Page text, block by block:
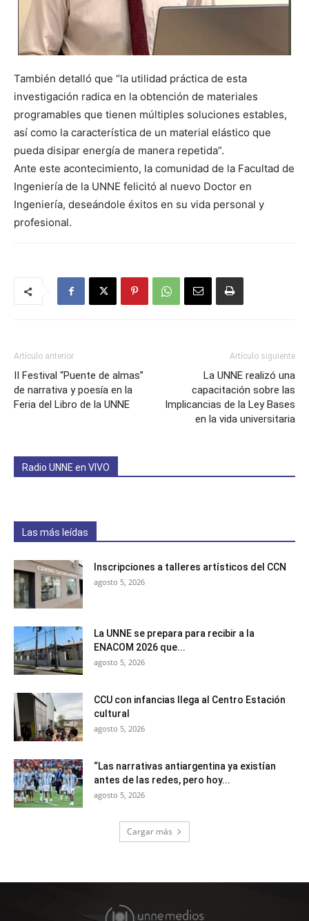
También detalló que “la utilidad práctica de esta
investigación radica en la obtención de materiales
programables que tienen múltiples soluciones estables,
así como la característica de un material elástico que
pueda disipar energía de manera repetida”.
Ante este acontecimiento, la comunidad de la Facultad de
Ingeniería de la UNNE felicitó al nuevo Doctor en
Ingeniería, deseándole éxitos en su vida personal y
profesional.
Artículo anterior
II Festival “Puente de almas”
de narrativa y poesía en la
Feria del Libro de la UNNE
Artículo siguiente
La UNNE realizó una
capacitación sobre las
Implicancias de la Ley Bases
en la vida universitaria
Radio UNNE en VIVO
Las más leídas
Inscripciones a talleres artísticos del CCN
agosto 5, 2026
La UNNE se prepara para recibir a la
ENACOM 2026 que...
agosto 5, 2026
CCU con infancias llega al Centro Estación
cultural
agosto 5, 2026
“Las narrativas antiargentina ya existían
antes de las redes, pero hoy...
agosto 5, 2026
Cargar más